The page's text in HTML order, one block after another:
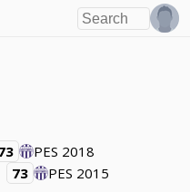
PES 2018
73
PES 2015